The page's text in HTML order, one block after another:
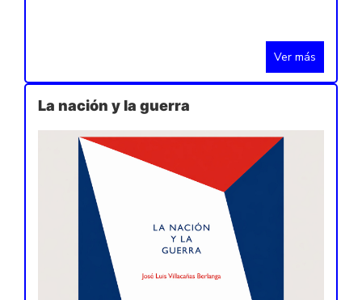
Ver más
La nación y la guerra